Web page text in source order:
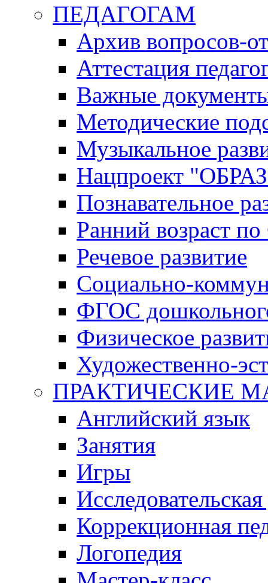
ПЕДАГОГАМ
Архив вопросов-
Аттестация
Важные
Методические
Музыкальное
Нацпроект
Познавательное
Ранний возраст
Речевое развитие
Социально-
ФГОС
Физическое
Художественно-
ПРАКТИЧЕСКИЕ
Английский язык
Занятия
Игры
Коррекционная
Логопедия